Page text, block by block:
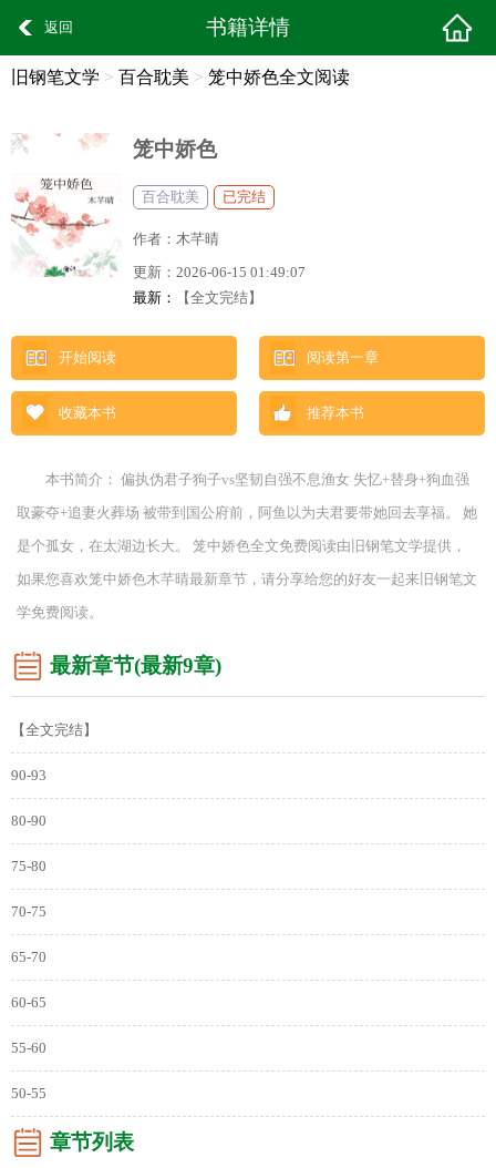
返回 书籍详情
旧钢笔文学 > 百合耽美 > 笼中娇色全文阅读
笼中娇色
百合耽美 已完结
作者： 木芊晴
更新： 2026-06-15 01:49:07
最新：
【全文完结】
开始阅读 阅读第一章
收藏本书 推荐本书
本书简介： 偏执伪君子狗子vs坚韧自强不息渔女 失忆+替身+狗血强
取豪夺+追妻火葬场 被带到国公府前，阿鱼以为夫君要带她回去享福。 她
是个孤女，在太湖边长大。 笼中娇色全文免费阅读由旧钢笔文学提供，
如果您喜欢笼中娇色木芊晴最新章节，请分享给您的好友一起来旧钢笔文
学免费阅读。
最新章节(最新9章)
【全文完结】
90-93
80-90
75-80
70-75
65-70
60-65
55-60
50-55
章节列表